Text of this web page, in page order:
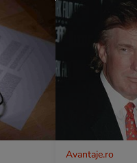
Avantaje.ro